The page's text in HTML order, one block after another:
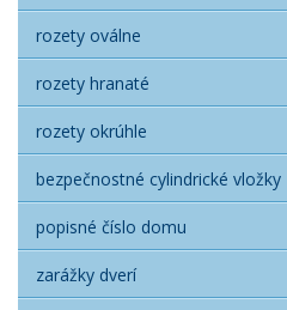
rozety oválne
rozety hranaté
rozety okrúhle
bezpečnostné cylindrické vložky
popisné číslo domu
zarážky dverí